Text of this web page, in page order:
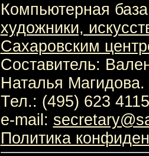
Компьютерная
художники,
Сахаровским
Составитель:
Наталья Магидова.
Тел.: (495) 623 4115
e-mail:
Политика